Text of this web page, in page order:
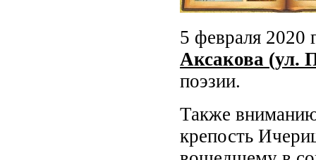
5 февраля 2020
Аксакова (ул.
поэзии.
Также вниманию
крепость